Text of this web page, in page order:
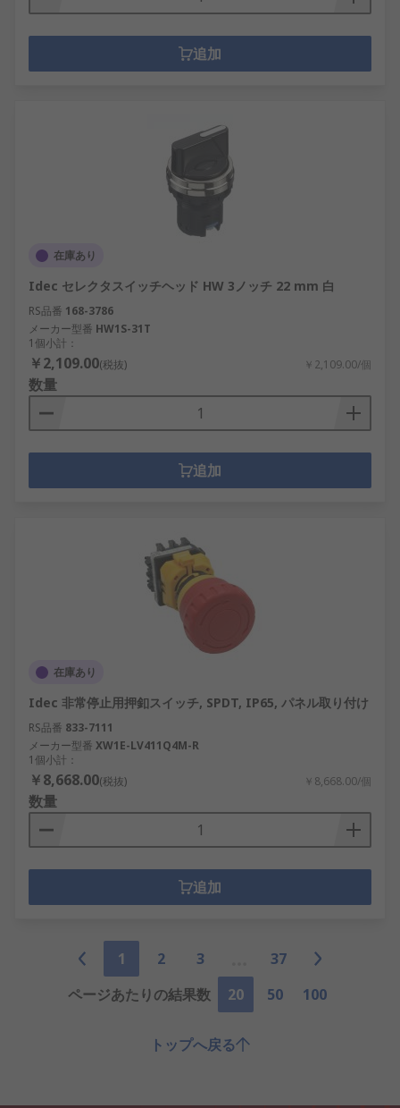
追加
在庫あり
Idec セレクタスイッチヘッド HW 3ノッチ 22 mm 白
RS品番 168-3786
メーカー型番 HW1S-31T
1個小計：
￥2,109.00(税抜) ￥2,109.00/個
数量
追加
在庫あり
Idec 非常停止用押釦スイッチ, SPDT, IP65, パネル取り付け
RS品番 833-7111
メーカー型番 XW1E-LV411Q4M-R
1個小計：
￥8,668.00(税抜) ￥8,668.00/個
数量
追加
1 2 3
37
ページあたりの結果数
20 50 100
トップへ戻る